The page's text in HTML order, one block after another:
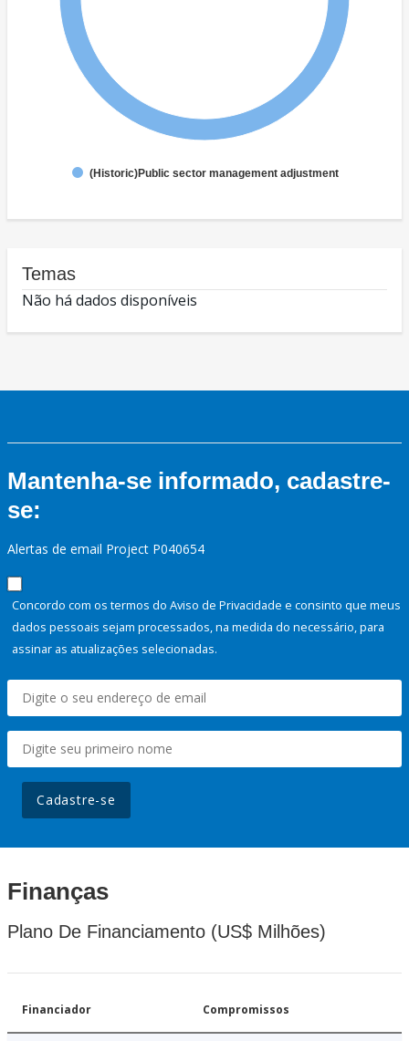
(Historic)Public sector management adjustment
Temas
Não há dados disponíveis
Mantenha-se informado, cadastre-
se:
Alertas de email Project P040654
Concordo com os termos do Aviso de Privacidade e consinto que meus
dados pessoais sejam processados, na medida do necessário, para
assinar as atualizações selecionadas.
Cadastre-se
Finanças
Plano De Financiamento (US$ Milhões)
Financiador Compromissos